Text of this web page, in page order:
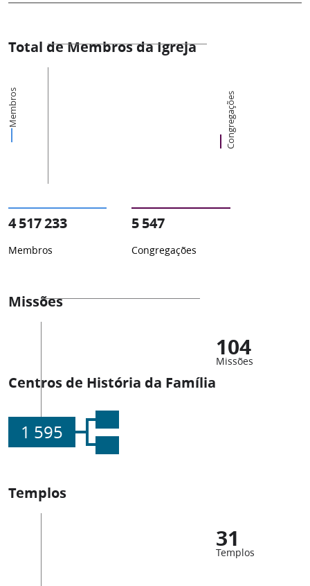
Total de Membros da Igreja
Membros Congregações
4 517 233
Membros
5 547
Congregações
Missões
104
Missões
Centros de História da Família
1 595
Templos
31
Templos